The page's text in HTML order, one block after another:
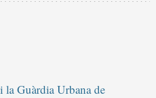
la Guàrdia Urbana de